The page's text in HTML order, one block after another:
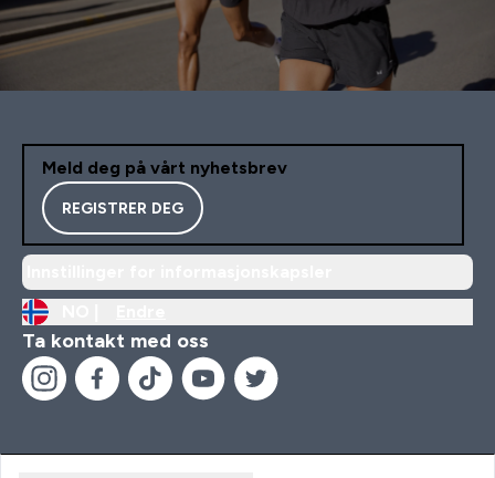
Meld deg på vårt nyhetsbrev
REGISTRER DEG
Ta kontakt med oss